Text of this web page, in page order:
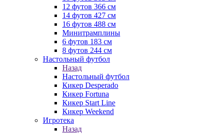
12 футов 366 см
14 футов 427 см
16 футов 488 см
Минитрамплины
6 футов 183 см
8 футов 244 см
Настольный футбол
Назад
Настольный футбол
Кикер Desperado
Кикер Fortuna
Кикер Start Line
Кикер Weekend
Игротека
Назад